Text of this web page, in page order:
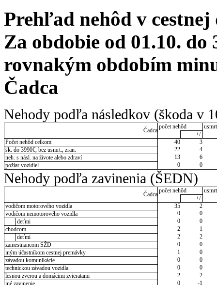
Prehľad nehôd v cestnej
Za obdobie od 01.10. do
rovnakým obdobím
Čadca
Nehody podľa následkov (škoda v
Čadca
počet nehôd
+/-
Počet nehôd celkom
40
3
šk. do 3990€, bez usmrt., zran.
22
-4
neh. s násl. na živote alebo zdraví
13
6
požiar vozidiel
0 0
Nehody podľa zavinenia (ŠEDN)
Čadca
počet nehôd
+/-
vodičom motorového vozidla
35
2
vodičom nemotorového vozidla
0
0
deťmi
0
0
chodcom
2
1
deťmi
2
2
zamestnancom SŽD
0
0
iným účastníkom cestnej premávky
1
0
závadou komunikácie
0
0
technickou závadou vozidla
0
0
lesnou zverou a domácimi zvieratami
2
2
0
-1